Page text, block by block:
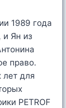
1989 года
и Ян из
право.
лет для
PETROF